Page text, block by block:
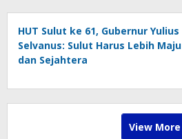
HUT Sulut ke 61, Gubernur Yulius
Selvanus: Sulut Harus Lebih Maju
dan Sejahtera
View More